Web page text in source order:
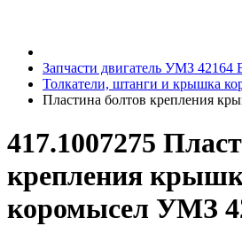
Запчасти двигатель УМЗ 42164
Толкатели, штанги и крышка
Пластина болтов крепления
417.1007275
крепления
коромысел УМЗ